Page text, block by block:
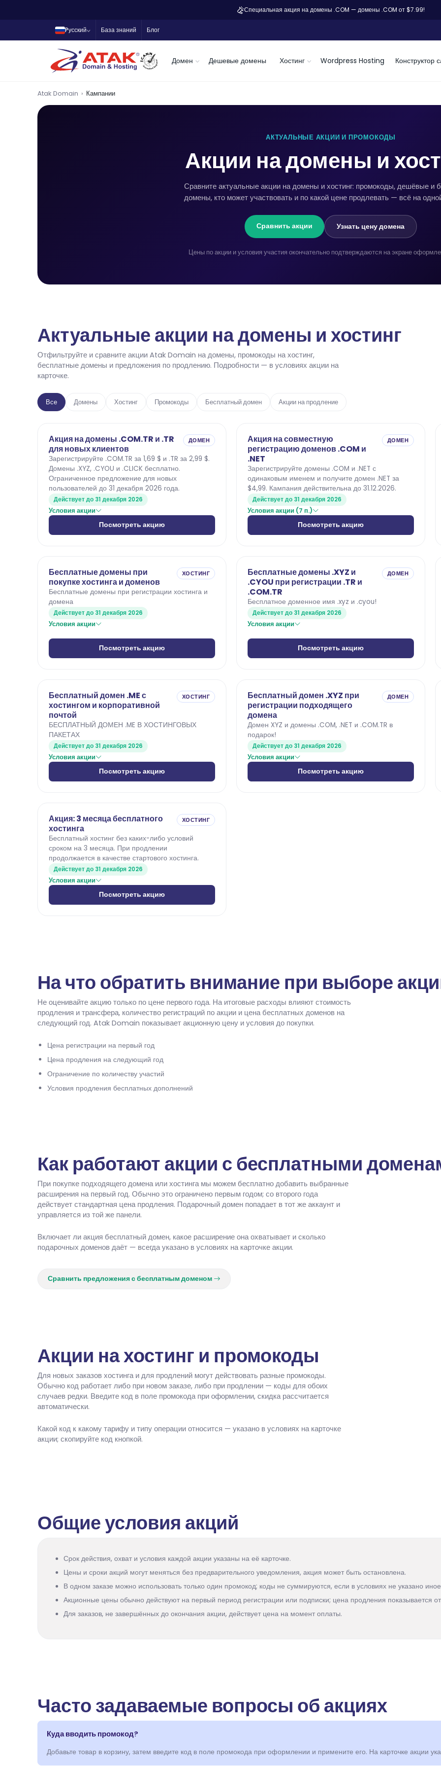
Специальная акция на домены .COM — домены .COM от $7.99!
Pусский База знаний Блог
Домен Дешевые домены Хостинг Wordpress Hosting Конструктор
Atak Domain Кампании
АКТУАЛЬНЫЕ АКЦИИ И ПРОМОКОДЫ
Акции на домены и
Сравните актуальные акции на домены и хостинг: промокоды, дешёвые и
домены, кто может участвовать и по какой цене продлевать — всё на
Сравнить акции Узнать цену домена
Цены по акции и условия участия окончательно подтверждаются на экране
Актуальные акции на домены и хостинг
Отфильтруйте и сравните акции Atak Domain на домены, промокоды на хостинг,
бесплатные домены и предложения по продлению. Подробности — в условиях акции на
карточке.
Все Домены Хостинг Промокоды Бесплатный домен Акции на продление
Акция на домены .COM.TR и .TR
для новых клиентов
ДОМЕН
Зарегистрируйте .COM.TR за 1,69 $ и .TR за 2,99 $.
Домены .XYZ, .CYOU и .CLICK бесплатно.
Ограниченное предложение для новых
пользователей до 31 декабря 2026 года.
Действует до 31 декабря 2026
Условия акции
Посмотреть акцию
Акция на совместную
регистрацию доменов .COM и
.NET
ДОМЕН
Зарегистрируйте домены .COM и .NET с
одинаковым именем и получите домен .NET за
$4,99. Кампания действительна до 31.12.2026.
Действует до 31 декабря 2026
Условия акции (7 п.)
Посмотреть акцию
Бесплатные домены при
покупке хостинга и доменов
ХОСТИНГ
Бесплатные домены при регистрации хостинга и
домена
Действует до 31 декабря 2026
Условия акции
Посмотреть акцию
Бесплатные домены .XYZ и
.CYOU при регистрации .TR и
.COM.TR
ДОМЕН
Бесплатное доменное имя .xyz и .cyou!
Действует до 31 декабря 2026
Условия акции
Посмотреть акцию
Бесплатный домен .ME с
хостингом и корпоративной
почтой
ХОСТИНГ
БЕСПЛАТНЫЙ ДОМЕН .ME В ХОСТИНГОВЫХ
ПАКЕТАХ
Действует до 31 декабря 2026
Условия акции
Посмотреть акцию
Бесплатный домен .XYZ при
регистрации подходящего
домена
ДОМЕН
Домен XYZ и домены .COM, .NET и .COM.TR в
подарок!
Действует до 31 декабря 2026
Условия акции
Посмотреть акцию
Акция: 3 месяца бесплатного
хостинга
ХОСТИНГ
Бесплатный хостинг без каких-либо условий
сроком на 3 месяца. При продлении
продолжается в качестве стартового хостинга.
Действует до 31 декабря 2026
Условия акции
Посмотреть акцию
На что обратить внимание при выборе
Не оценивайте акцию только по цене первого года. На итоговые расходы влияют стоимость
продления и трансфера, количество регистраций по акции и цена бесплатных доменов на
следующий год. Atak Domain показывает акционную цену и условия до покупки.
Цена регистрации на первый год
Цена продления на следующий год
Ограничение по количеству участий
Условия продления бесплатных дополнений
Как работают акции с бесплатными
При покупке подходящего домена или хостинга мы можем бесплатно добавить выбранные
расширения на первый год. Обычно это ограничено первым годом; со второго года
действует стандартная цена продления. Подарочный домен попадает в тот же аккаунт и
управляется из той же панели.
Включает ли акция бесплатный домен, какое расширение она охватывает и сколько
подарочных доменов даёт — всегда указано в условиях на карточке акции.
Сравнить предложения с бесплатным доменом
Акции на хостинг и промокоды
Для новых заказов хостинга и для продлений могут действовать разные промокоды.
Обычно код работает либо при новом заказе, либо при продлении — коды для обоих
случаев редки. Введите код в поле промокода при оформлении, скидка рассчитается
автоматически.
Какой код к какому тарифу и типу операции относится — указано в условиях на карточке
акции; скопируйте код кнопкой.
Общие условия акций
Срок действия, охват и условия каждой акции указаны на её карточке.
Цены и сроки акций могут меняться без предварительного уведомления, акция может быть остановлена.
В одном заказе можно использовать только один промокод; коды не суммируются, если в условиях не указано
Акционные цены обычно действуют на первый период регистрации или подписки; цена продления показывается
Для заказов, не завершённых до окончания акции, действует цена на момент оплаты.
Часто задаваемые вопросы об акциях
Куда вводить промокод?
Добавьте товар в корзину, затем введите код в поле промокода при оформлении и примените его. На карточке акции